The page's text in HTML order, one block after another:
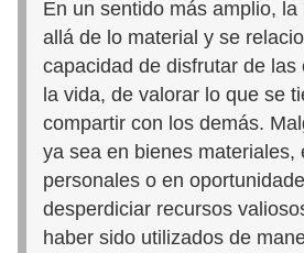
En un sentido más amplio,
allá de lo material y se
capacidad de disfrutar de las
la vida, de valorar lo que se
compartir con los demás.
ya sea en bienes materiales,
personales o en
desperdiciar recursos
haber sido utilizados de